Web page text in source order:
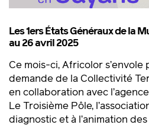
Les 1ers États Généraux de la
au 26 avril 2025
Ce mois-ci, Africolor s’envole
demande de la Collectivité
en collaboration avec
Le Troisième Pôle,
diagnostic et à l’animation